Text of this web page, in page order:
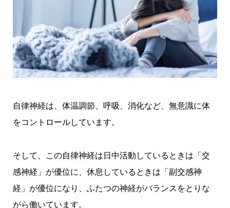
自律神経は、体温調節、呼吸、消化など、無意識に体
をコントロールしています。
そして、この自律神経は日中活動しているときは「交
感神経」が優位に、休息しているときは「副交感神
経」が優位になり、ふたつの神経がバランスをとりな
がら働いています。